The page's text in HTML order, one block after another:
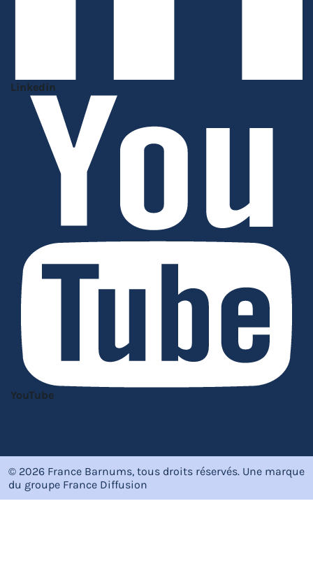
Linkedin
YouTube
© 2026 France Barnums, tous droits réservés. Une marque
du groupe France Diffusion